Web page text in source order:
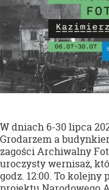
W dniach 6-30 lipca
Grodarzem a
zagości Archiwalny
uroczysty wernisaż,
godz. 12:00. To